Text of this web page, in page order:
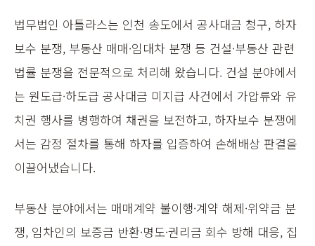
법무법인 아틀라스는 인천 송도에서 공사대금 청구, 하자
보수 분쟁, 부동산 매매·임대차 분쟁 등 건설·부동산 관련
법률 분쟁을 전문적으로 처리해 왔습니다. 건설 분야에서
는 원도급·하도급 공사대금 미지급 사건에서 가압류와 유
치권 행사를 병행하여 채권을 보전하고, 하자보수 분쟁에
서는 감정 절차를 통해 하자를 입증하여 손해배상 판결을
이끌어냈습니다.
부동산 분야에서는 매매계약 불이행·계약 해제·위약금 분
쟁, 임차인의 보증금 반환·명도·권리금 회수 방해 대응, 집